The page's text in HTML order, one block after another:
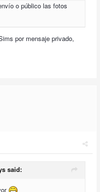
o público las fotos
por mensaje privado,
said: